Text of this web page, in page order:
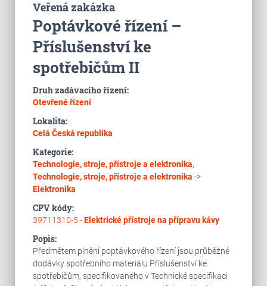
Veřená zakázka
Poptávkové řízení –
Příslušenství ke
spotřebičům II
Druh zadávacího řízení:
Otevřené řízení
Lokalita:
Celá Česká republika
Kategorie:
Technologie, stroje, přístroje a elektronika,
Technologie, stroje, přístroje a elektronika ->
Elektronika
CPV kódy:
39711310-5 -Elektrické přístroje na přípravu kávy
Popis:
Předmětem plnění poptávkového řízení jsou průběžné
dodávky spotřebního materiálu Příslušenství ke
spotřebičům, specifikovaného v Technické specifikaci